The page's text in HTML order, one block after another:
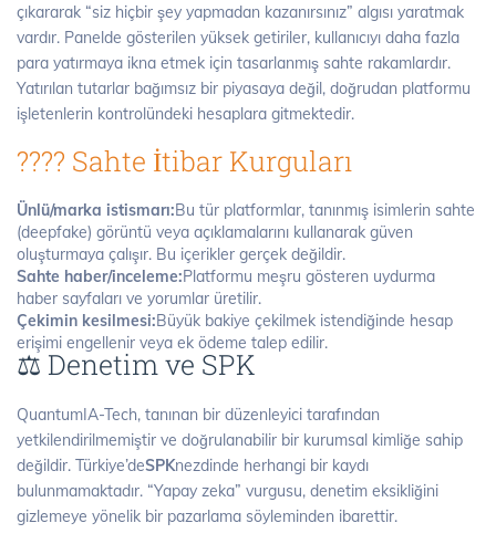
çıkararak “siz hiçbir şey yapmadan kazanırsınız” algısı yaratmak
vardır. Panelde gösterilen yüksek getiriler, kullanıcıyı daha fazla
para yatırmaya ikna etmek için tasarlanmış sahte rakamlardır.
Yatırılan tutarlar bağımsız bir piyasaya değil, doğrudan platformu
işletenlerin kontrolündeki hesaplara gitmektedir.
???? Sahte İtibar Kurguları
Ünlü/marka istismarı:Bu tür platformlar, tanınmış isimlerin sahte
(deepfake) görüntü veya açıklamalarını kullanarak güven
oluşturmaya çalışır. Bu içerikler gerçek değildir.
Sahte haber/inceleme:Platformu meşru gösteren uydurma
haber sayfaları ve yorumlar üretilir.
Çekimin kesilmesi:Büyük bakiye çekilmek istendiğinde hesap
erişimi engellenir veya ek ödeme talep edilir.
⚖️ Denetim ve SPK
QuantumIA-Tech, tanınan bir düzenleyici tarafından
yetkilendirilmemiştir ve doğrulanabilir bir kurumsal kimliğe sahip
değildir. Türkiye’deSPKnezdinde herhangi bir kaydı
bulunmamaktadır. “Yapay zeka” vurgusu, denetim eksikliğini
gizlemeye yönelik bir pazarlama söyleminden ibarettir.